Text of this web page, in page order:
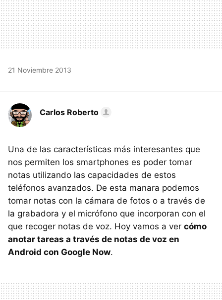
21 Noviembre 2013
Carlos Roberto
Una de las características más interesantes que
nos permiten los smartphones es poder tomar
notas utilizando las capacidades de estos
teléfonos avanzados. De esta manara podemos
tomar notas con la cámara de fotos o a través de
la grabadora y el micrófono que incorporan con el
que recoger notas de voz. Hoy vamos a ver cómo
anotar tareas a través de notas de voz en
Android con Google Now.